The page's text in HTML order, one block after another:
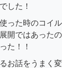
した！
った時のコイ
開ではあった
た！！
お話をうまく